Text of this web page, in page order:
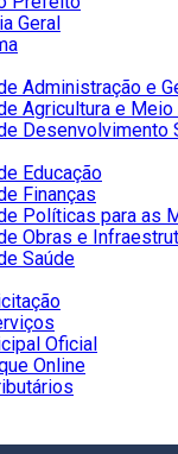
Geral
Administração e
Agricultura e
Desenvolvimento
Educação
Finanças
Políticas para as
Obras e
Saúde
Oficial
Online